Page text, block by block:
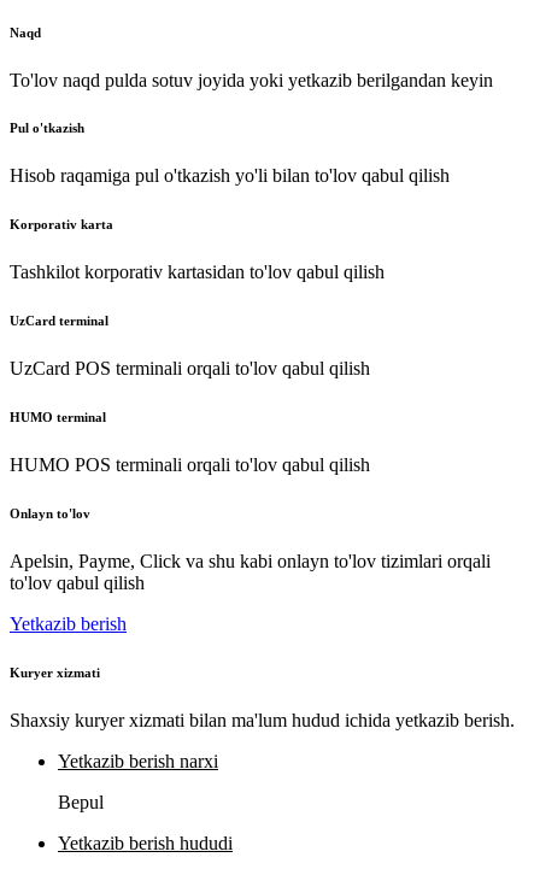
Naqd
To'lov naqd pulda sotuv joyida yoki yetkazib berilgandan keyin
Pul o'tkazish
Hisob raqamiga pul o'tkazish yo'li bilan to'lov qabul qilish
Korporativ karta
Tashkilot korporativ kartasidan to'lov qabul qilish
UzCard terminal
UzCard POS terminali orqali to'lov qabul qilish
HUMO terminal
HUMO POS terminali orqali to'lov qabul qilish
Onlayn to'lov
Apelsin, Payme, Click va shu kabi onlayn to'lov tizimlari orqali
to'lov qabul qilish
Yetkazib berish
Kuryer xizmati
Shaxsiy kuryer xizmati bilan ma'lum hudud ichida yetkazib berish.
Yetkazib berish narxi
Bepul
Yetkazib berish hududi